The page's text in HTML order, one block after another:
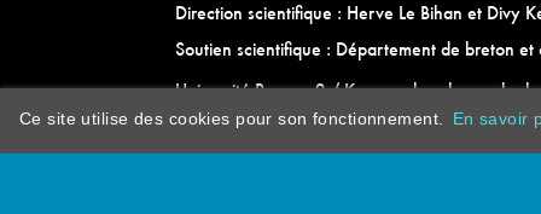
Direction scientifique : Herve Le Bihan et Divy
Soutien scientifique : Département de breton et
Université Rennes 2 / Kevrenn brezhoneg ha
Ce site utilise des cookies pour son fonctionnement. En savoir